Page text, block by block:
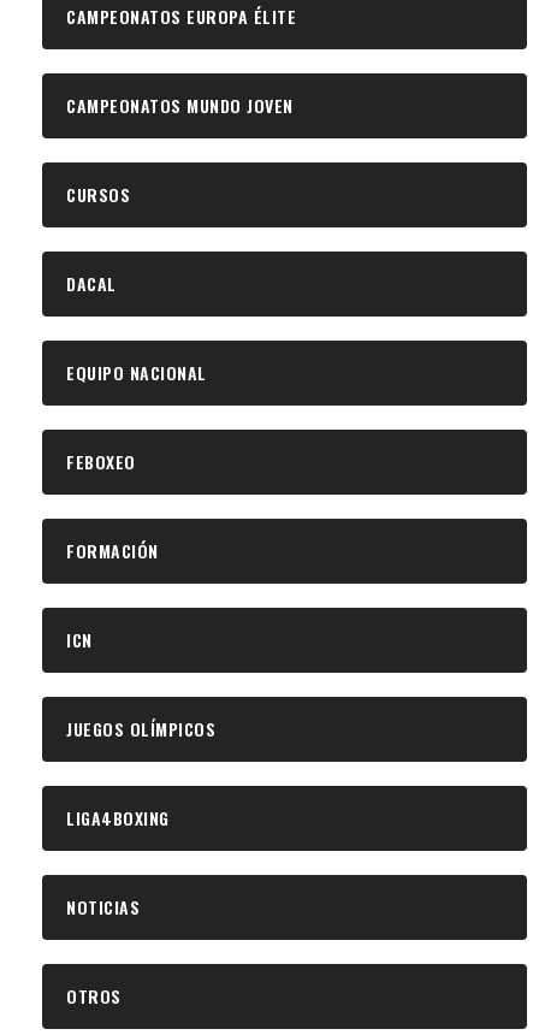
CAMPEONATOS EUROPA ÉLITE
CAMPEONATOS MUNDO JOVEN
CURSOS
DACAL
EQUIPO NACIONAL
FEBOXEO
FORMACIÓN
ICN
JUEGOS OLÍMPICOS
LIGA4BOXING
NOTICIAS
OTROS